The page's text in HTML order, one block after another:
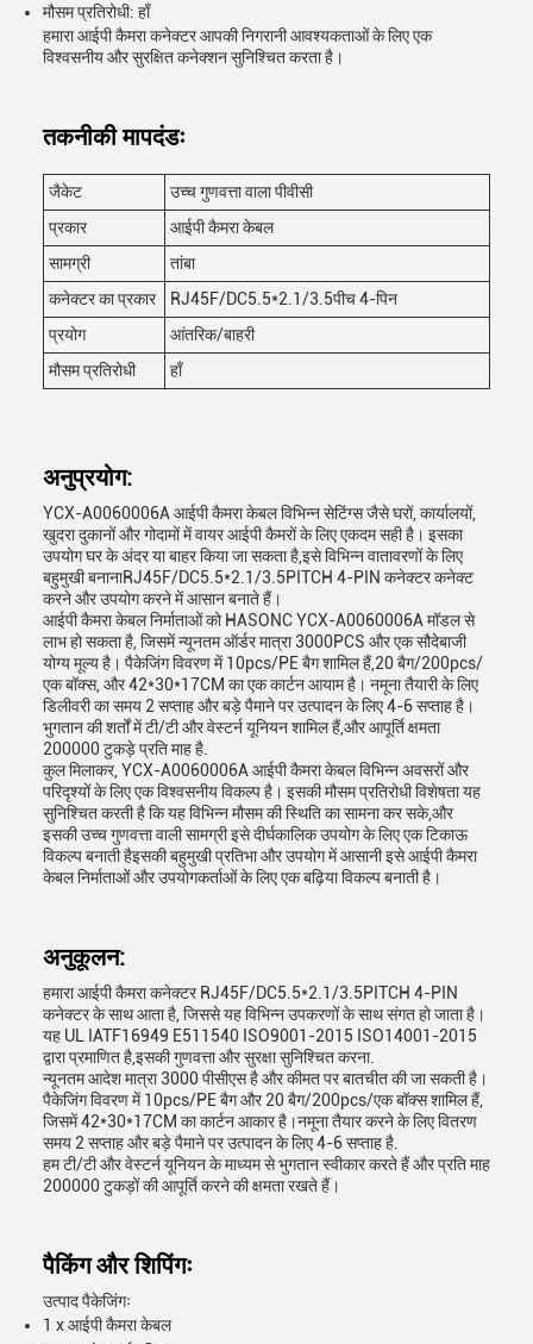
मौसम प्रतिरोधी: हाँ
हमारा आईपी कैमरा कनेक्टर आपकी निगरानी आवश्यकताओं के लिए एक
विश्वसनीय और सुरक्षित कनेक्शन सुनिश्चित करता है।
तकनीकी मापदंडः
जैकेट
उच्च गुणवत्ता वाला पीवीसी
प्रकार
आईपी कैमरा केबल
सामग्री
तांबा
कनेक्टर का प्रकार
RJ45F/DC5.5*2.1/3.5पीच 4-पिन
प्रयोग
आंतरिक/बाहरी
मौसम प्रतिरोधी
हाँ
अनुप्रयोग:
YCX-A0060006A आईपी कैमरा केबल विभिन्न सेटिंग्स जैसे घरों, कार्यालयों,
खुदरा दुकानों और गोदामों में वायर आईपी कैमरों के लिए एकदम सही है। इसका
उपयोग घर के अंदर या बाहर किया जा सकता है,इसे विभिन्न वातावरणों के लिए
बहुमुखी बनानाRJ45F/DC5.5*2.1/3.5PITCH 4-PIN कनेक्टर कनेक्ट
करने और उपयोग करने में आसान बनाते हैं।
आईपी कैमरा केबल निर्माताओं को HASONC YCX-A0060006A मॉडल से
लाभ हो सकता है, जिसमें न्यूनतम ऑर्डर मात्रा 3000PCS और एक सौदेबाजी
योग्य मूल्य है। पैकेजिंग विवरण में 10pcs/PE बैग शामिल हैं,20 बैग/200pcs/
एक बॉक्स, और 42*30*17CM का एक कार्टन आयाम है। नमूना तैयारी के लिए
डिलीवरी का समय 2 सप्ताह और बड़े पैमाने पर उत्पादन के लिए 4-6 सप्ताह है।
भुगतान की शर्तों में टी/टी और वेस्टर्न यूनियन शामिल हैं,और आपूर्ति क्षमता
200000 टुकड़े प्रति माह है.
कुल मिलाकर, YCX-A0060006A आईपी कैमरा केबल विभिन्न अवसरों और
परिदृश्यों के लिए एक विश्वसनीय विकल्प है। इसकी मौसम प्रतिरोधी विशेषता यह
सुनिश्चित करती है कि यह विभिन्न मौसम की स्थिति का सामना कर सके,और
इसकी उच्च गुणवत्ता वाली सामग्री इसे दीर्घकालिक उपयोग के लिए एक टिकाऊ
विकल्प बनाती हैइसकी बहुमुखी प्रतिभा और उपयोग में आसानी इसे आईपी कैमरा
केबल निर्माताओं और उपयोगकर्ताओं के लिए एक बढ़िया विकल्प बनाती है।
अनुकूलन:
हमारा आईपी कैमरा कनेक्टर RJ45F/DC5.5*2.1/3.5PITCH 4-PIN
कनेक्टर के साथ आता है, जिससे यह विभिन्न उपकरणों के साथ संगत हो जाता है।
यह UL IATF16949 E511540 ISO9001-2015 ISO14001-2015
द्वारा प्रमाणित है,इसकी गुणवत्ता और सुरक्षा सुनिश्चित करना.
न्यूनतम आदेश मात्रा 3000 पीसीएस है और कीमत पर बातचीत की जा सकती है।
पैकेजिंग विवरण में 10pcs/PE बैग और 20 बैग/200pcs/एक बॉक्स शामिल हैं,
जिसमें 42*30*17CM का कार्टन आकार है।नमूना तैयार करने के लिए वितरण
समय 2 सप्ताह और बड़े पैमाने पर उत्पादन के लिए 4-6 सप्ताह है.
हम टी/टी और वेस्टर्न यूनियन के माध्यम से भुगतान स्वीकार करते हैं और प्रति माह
200000 टुकड़ों की आपूर्ति करने की क्षमता रखते हैं।
पैकिंग और शिपिंगः
उत्पाद पैकेजिंगः
1 x आईपी कैमरा केबल